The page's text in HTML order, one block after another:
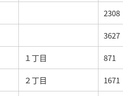
2308
3627
１丁目 871
２丁目 1671